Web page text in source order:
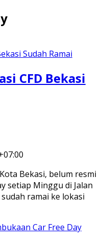
CFD Bekasi
Bekasi, belum resmi
setiap Minggu di Jalan
ramai ke lokasi